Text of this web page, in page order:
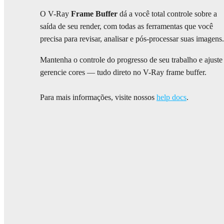
O V-Ray Frame Buffer dá a você total controle sobre a
saída de seu render, com todas as ferramentas que você
precisa para revisar, analisar e pós-processar suas imagens.
Mantenha o controle do progresso de seu trabalho e ajuste
gerencie cores — tudo direto no V-Ray frame buffer.
Para mais informações, visite nossos help docs.